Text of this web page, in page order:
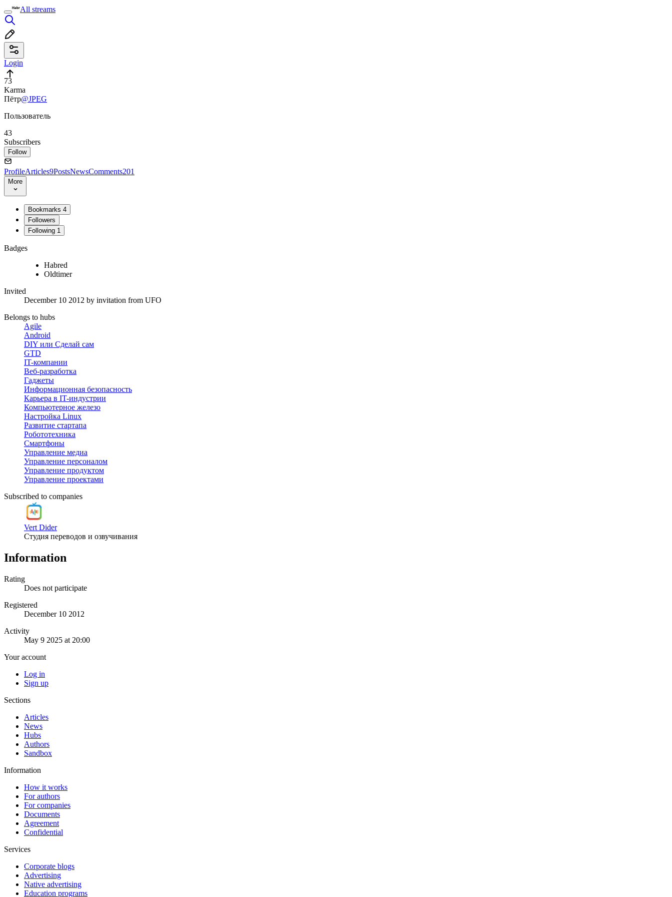
All streams
Login
73
Karma
Пётр@JPEG
Пользователь
43
Subscribers
Follow
ProfileArticles9PostsNewsComments201
More
Bookmarks 4
Followers
Following 1
Badges
Habred
Oldtimer
Invited
December 10 2012 by invitation from UFO
Belongs to hubs
Agile
Android
DIY или Сделай сам
GTD
IT-компании
Веб-разработка
Гаджеты
Информационная безопасность
Карьера в IT-индустрии
Компьютерное железо
Настройка Linux
Развитие стартапа
Робототехника
Смартфоны
Управление медиа
Управление персоналом
Управление продуктом
Управление проектами
Subscribed to companies
Vert Dider
Студия переводов и озвучивания
Information
Rating
Does not participate
Registered
December 10 2012
Activity
May 9 2025 at 20:00
Your account
Log in
Sign up
Sections
Articles
News
Hubs
Authors
Sandbox
Information
How it works
For authors
For companies
Documents
Agreement
Confidential
Services
Corporate blogs
Advertising
Native advertising
Education programs